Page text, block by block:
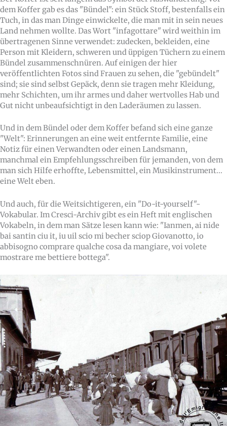
dem Koffer gab es das "Bündel": ein Stück Stoff, bestenfalls ein
Tuch, in das man Dinge einwickelte, die man mit in sein neues
Land nehmen wollte. Das Wort "infagottare" wird weithin im
übertragenen Sinne verwendet: zudecken, bekleiden, eine
Person mit Kleidern, schweren und üppigen Tüchern zu einem
Bündel zusammenschnüren. Auf einigen der hier
veröffentlichten Fotos sind Frauen zu sehen, die "gebündelt"
sind; sie sind selbst Gepäck, denn sie tragen mehr Kleidung,
mehr Schichten, um ihr armes und daher wertvolles Hab und
Gut nicht unbeaufsichtigt in den Laderäumen zu lassen.
Und in dem Bündel oder dem Koffer befand sich eine ganze
"Welt": Erinnerungen an eine weit entfernte Familie, eine
Notiz für einen Verwandten oder einen Landsmann,
manchmal ein Empfehlungsschreiben für jemanden, von dem
man sich Hilfe erhoffte, Lebensmittel, ein Musikinstrument...
eine Welt eben.
Und auch, für die Weitsichtigeren, ein "Do-it-yourself"-
Vokabular. Im Cresci-Archiv gibt es ein Heft mit englischen
Vokabeln, in dem man Sätze lesen kann wie: "Ianmen, ai nide
bai santin ciu it, iu uil scio mi becher sciop Giovanotto, io
abbisogno comprare qualche cosa da mangiare, voi volete
mostrare me bettiere bottega".